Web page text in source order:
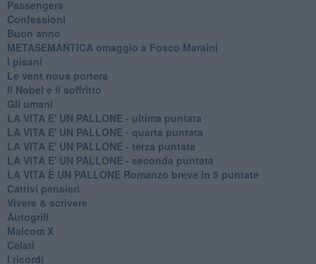
Passengers
Confessioni
Buon anno
METASEMANTICA omaggio a Fosco Maraini
I pisani
Le vent nous portera
Il Nobel e il soffritto
Gli umani
LA VITA E' UN PALLONE - ultima puntata
LA VITA E' UN PALLONE - quarta puntata
LA VITA E' UN PALLONE - terza puntata
LA VITA E' UN PALLONE - seconda puntata
LA VITA È UN PALLONE Romanzo breve in 5 puntate
Cattivi pensieri
Vivere & scrivere
Autogrill
Malcom X
Celati
I ricordi